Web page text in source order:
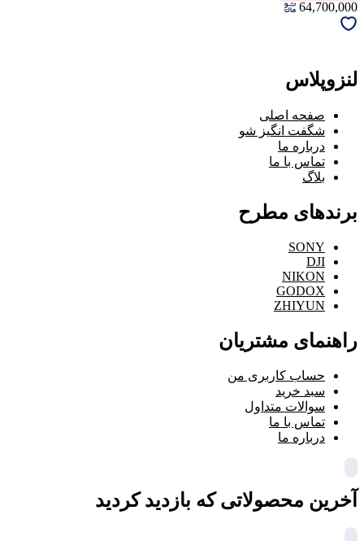
64,700,000
لنزوپلاس
صفحه اصلی
شگفت انگیز شو
درباره ما
تماس با ما
بلاگ
برندهای مطرح
SONY
DJI
NIKON
GODOX
ZHIYUN
راهنمای مشتریان
حساب کاربری من
سبد خرید
سوالات متداول
تماس با ما
درباره ما
آخرین محصولاتی که بازدید کردید